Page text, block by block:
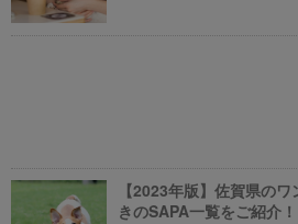
【2023年版】佐賀県の
きのSAPA一覧をご紹介！